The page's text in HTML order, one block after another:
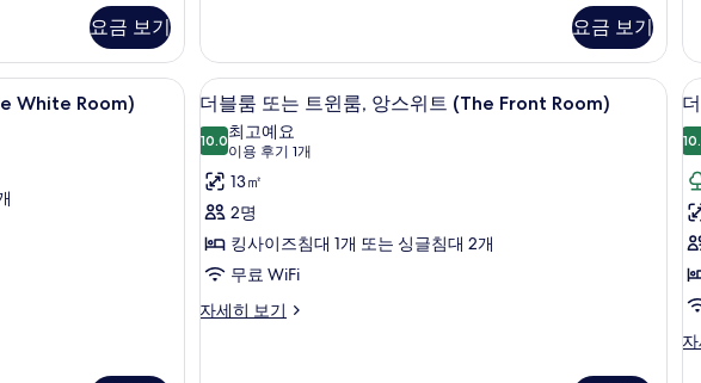
요금 보기
사
진
모
두
보
기
트
(The
Corner
Room)
자
세
히
보
기
요금 보기
사
스
위
트
자
세
히
보
기
/다리미판, 각각 다른 스타일의 인테리어, 각각 다르게 가구 비치, 침대 시트
White Room)
더
블
룸
또
는
트
윈
룸,
다리미/다리미판, 각각 다른 스타일의
16
더블룸 또는 트윈룸, 앙스위트 (The Front Room)
10.010.0점 만점 중 10점
최고예요
이용 후기 1개
(이
용
후
기
개)
13㎡
2명
킹사이즈침대 1개 또는 싱글침대 2개
무료 WiFi
자세히 보기
더
더
더